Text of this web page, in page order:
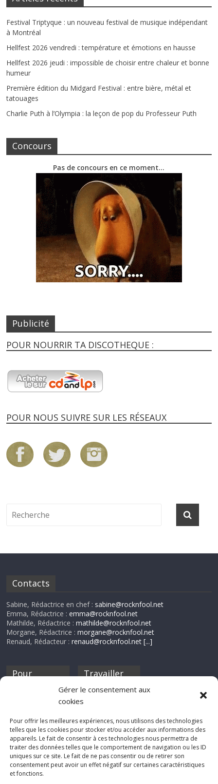
Gérer le consentement aux
cookies
Pour offrir les meilleures expériences, nous utilisons des technologies
telles que les cookies pour stocker et/ou accéder aux informations des
appareils. Le fait de consentir à ces technologies nous permettra de
traiter des données telles que le comportement de navigation ou les ID
uniques sur ce site. Le fait de ne pas consentir ou de retirer son
consentement peut avoir un effet négatif sur certaines caractéristiques
et fonctions.
Festival Triptyque : un nouveau festival de musique indépendant
à Montréal
Hellfest 2026 vendredi : température et émotions en hausse
Hellfest 2026 jeudi : impossible de choisir entre chaleur et bonne
humeur
Première édition du Midgard Festival : entre bière, métal et
tatouages
Charlie Puth à l’Olympia : la leçon de pop du Professeur Puth
Concours
Pas de concours en ce moment…
Publicité
POUR NOURRIR TA DISCOTHEQUE :
POUR NOUS SUIVRE SUR LES RÉSEAUX
Contacts
Sabine, Rédactrice en chef : sabine@rocknfool.net
Emma, Rédactrice :emma@rocknfool.net
Mathilde, Rédactrice :mathilde@rocknfool.net
Morgane, Rédactrice :morgane@rocknfool.net
Renaud, Rédacteur :renaud@rocknfool.net [...]
Pour
discothèque
Travailler
Si tu souhaites
Rocknfool, n'hésite
pas à nous envoyer
tes chroniques de
concerts, de films,
séries ou des billets
d'humeur :